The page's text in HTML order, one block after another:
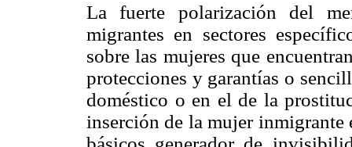
La fuerte polarización del
migrantes en sectores
sobre las mujeres que
protecciones y garantías o
doméstico o en el de la
inserción de la mujer inmigrante